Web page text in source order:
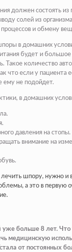
должен состоять
солей из
и обмену
в домашних
будет и
Такое количество
что если у пациента
ему не подойдет.
в домашних
давления на стопы.
внимание на
лечить шпору, нужно и
а это в первую
больше 8 лет. Что
медицинскую
от постоянных